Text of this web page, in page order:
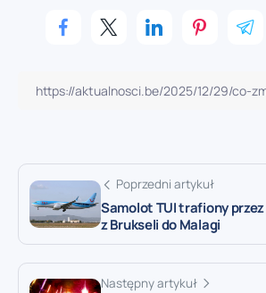
Poprzedni artykuł
Samolot TUI trafiony
z Brukseli do Malagi
Następny artykuł